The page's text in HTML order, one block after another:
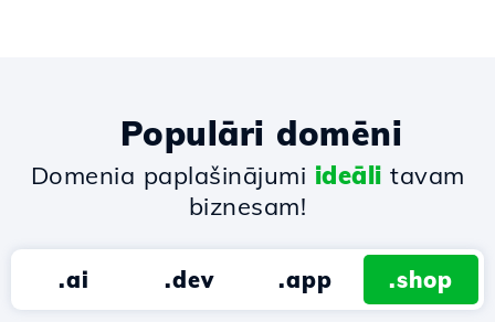
Populāri domēni
Domenia paplašinājumi ideāli tavam
biznesam!
.ai .dev .app .shop